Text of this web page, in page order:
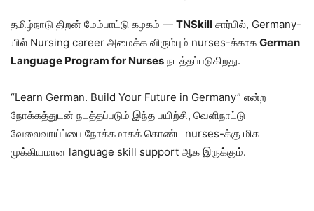
தமிழ்நாடு திறன் மேம்பாட்டு கழகம் — TNSkill சார்பில், Germany-
யில் Nursing career அமைக்க விரும்பும் nurses-க்காக German
Language Program for Nurses நடத்தப்படுகிறது.
“Learn German. Build Your Future in Germany” என்ற
நோக்கத்துடன் நடத்தப்படும் இந்த பயிற்சி, வெளிநாட்டு
வேலைவாய்ப்பை நோக்கமாகக் கொண்ட nurses-க்கு மிக
முக்கியமான language skill support ஆக இருக்கும்.